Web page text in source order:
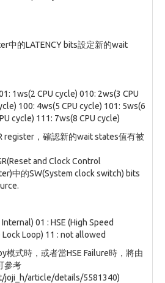
中的LATENCY bits設定新的wait
1ws(2 CPU cycle) 010: 2ws(3 CPU
100: 4ws(5 CPU cycle) 101: 5ws(6
cycle) 111: 7ws(8 CPU cycle)
register，確認新的wait states值有被
and Clock Control
中的SW(System clock switch) bits
01 : HSE (High Speed
Lock Loop) 11 : not allowed
模式時，或者當HSE Failure時，將由
參考
joji_h/article/details/5581340)